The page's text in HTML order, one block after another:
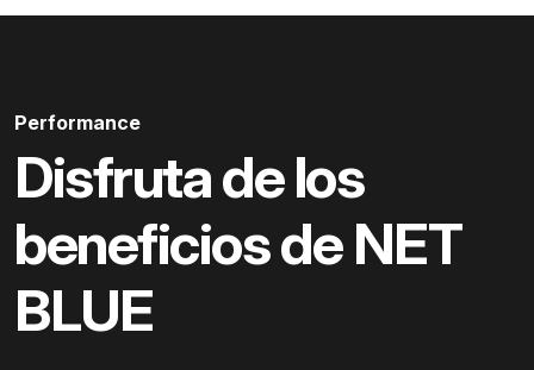
Performance
Disfruta de los
beneficios de NET
BLUE